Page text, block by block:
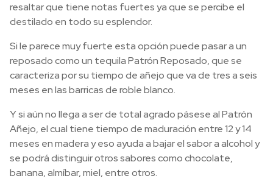
resaltar que tiene notas fuertes ya que se percibe el
destilado en todo su esplendor.
Si le parece muy fuerte esta opción puede pasar a un
reposado como un tequila Patrón Reposado, que se
caracteriza por su tiempo de añejo que va de tres a seis
meses en las barricas de roble blanco.
Y si aún no llega a ser de total agrado pásese al Patrón
Añejo, el cual tiene tiempo de maduración entre 12 y 14
meses en madera y eso ayuda a bajar el sabor a alcohol y
se podrá distinguir otros sabores como chocolate,
banana, almíbar, miel, entre otros.